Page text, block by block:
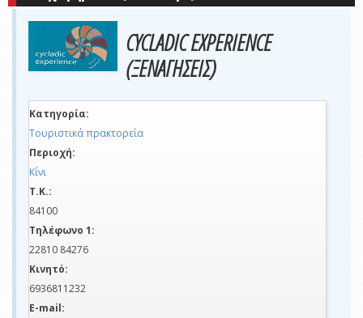
CYCLADIC EXPERIENCE
(ΞΕΝΑΓΗΣΕΙΣ)
Κατηγορία:
Τουριστικά πρακτορεία
Περιοχή:
Κίνι
Τ.Κ.:
84100
Τηλέφωνο 1:
22810 84276
Κινητό:
6936811232
E-mail: